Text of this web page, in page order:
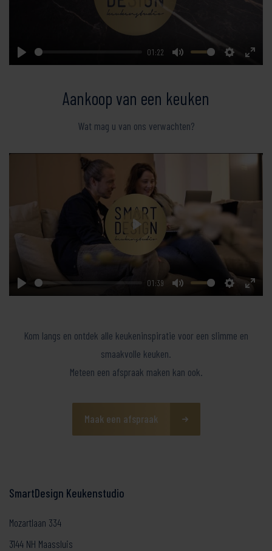
Play
01:22
Mute Settings
Enter
Play
Aankoop van een keuken
Wat mag u van ons verwachten?
Play
01:39
Mute Settings
Enter
Play
Kom langs en ontdek alle keukeninspiratie voor een slimme en
smaakvolle keuken.
Meteen een afspraak maken kan ook.
Maak een afspraak
SmartDesign Keukenstudio
Mozartlaan 334
3144 NH Maassluis